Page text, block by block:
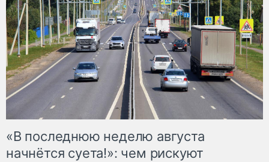
«В последнюю неделю августа
начнётся суета!»: чем рискуют